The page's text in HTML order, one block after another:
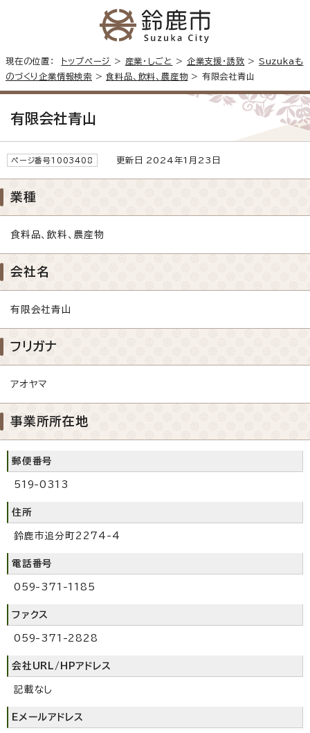
現在の位置： トップページ > 産業・しごと > 企業支援・誘致 > Suzukaも
のづくり企業情報検索 >食料品、飲料、農産物 > 有限会社青山
有限会社青山
ページ番号1003408 更新日 2024年1月23日
業種
食料品、飲料、農産物
会社名
有限会社青山
フリガナ
アオヤマ
事業所所在地
郵便番号
519-0313
住所
鈴鹿市追分町2274-4
電話番号
059-371-1185
ファクス
059-371-2828
会社URL/HPアドレス
記載なし
Eメールアドレス